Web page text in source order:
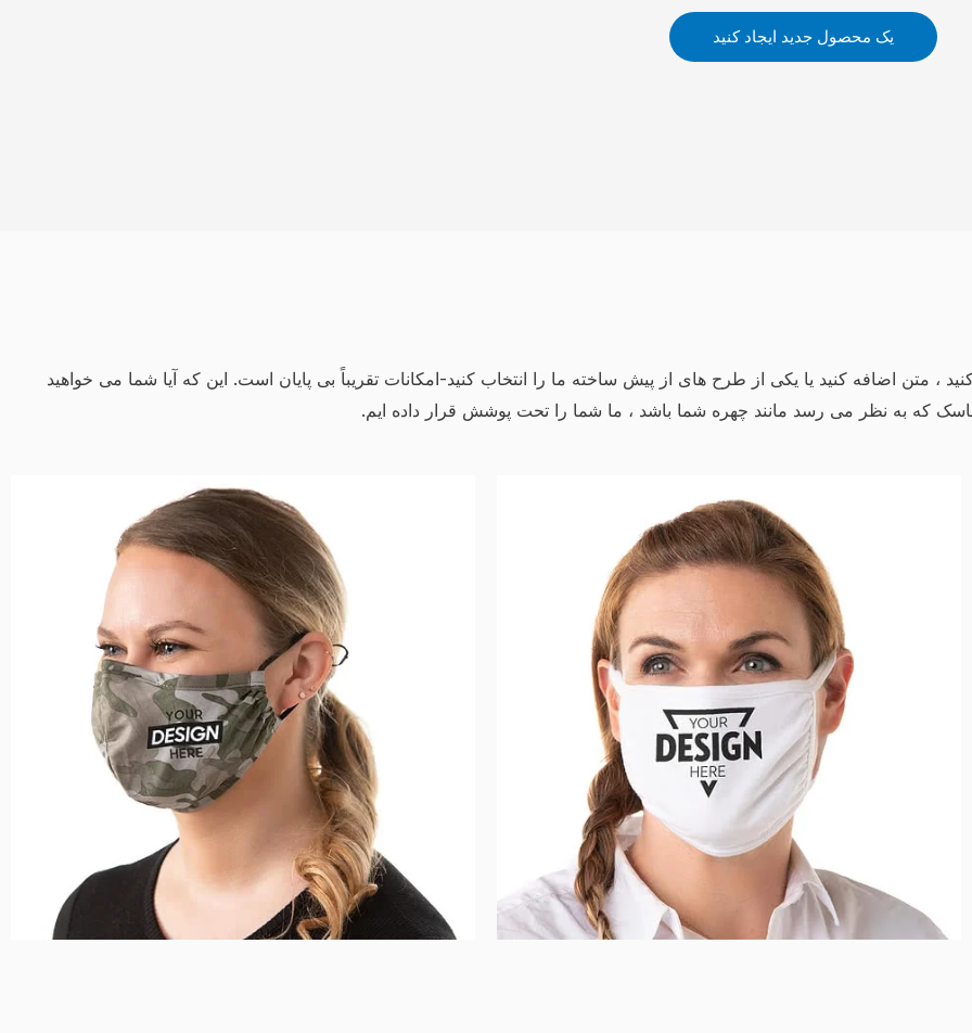
یک محصول جدید ایجاد کنید
اضافه کنید یا یکی از طرح های از پیش ساخته ما را انتخاب کنید-امکانات تقریباً بی پایان است. این که آیا شما می خواهید
که به نظر می رسد مانند چهره شما باشد ، ما شما را تحت پوشش قرار داده ایم.